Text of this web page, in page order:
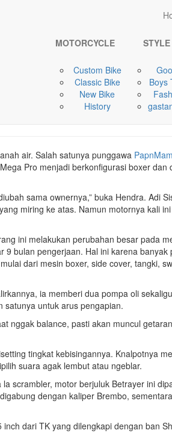
MOTORCYCLE
Custom Bike
Classic Bike
New Bike
History
STYLE
Boys
by Papnmam
air. Salah satunya punggawa
Pro menjadi berkonfigurasi boxer dan
sama ownernya,” buka Hendra. Adi
miring ke atas. Namun motornya kali
ini melakukan perubahan besar pada
9 bulan pengerjaan. Hal ini karena
dari mesin boxer, side cover, tangki,
ia memberi dua pompa oli
satunya untuk arus pengapian.
nggak balance, pasti akan muncul
tingkat kebisingannya. Knalpotnya
suara agak lembut atau ngeblar.
scrambler, motor berjuluk Betrayer ini
dengan kaliper Brembo,
dari TK yang dilengkapi dengan ban